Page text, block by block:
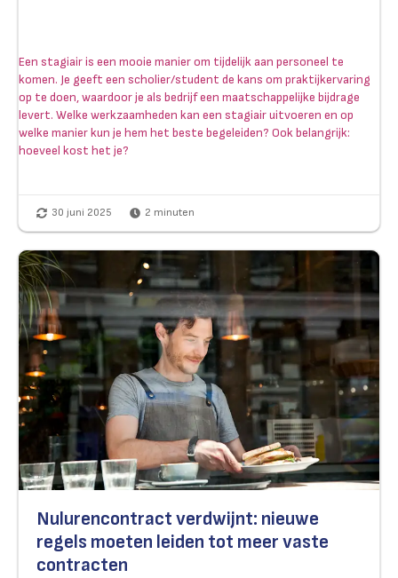
Een stagiair is een mooie manier om tijdelijk aan personeel te
komen. Je geeft een scholier/student de kans om praktijkervaring
op te doen, waardoor je als bedrijf een maatschappelijke bijdrage
levert. Welke werkzaamheden kan een stagiair uitvoeren en op
welke manier kun je hem het beste begeleiden? Ook belangrijk:
hoeveel kost het je?
30 juni 2025 2 minuten
Nulurencontract verdwijnt: nieuwe
regels moeten leiden tot meer vaste
contracten